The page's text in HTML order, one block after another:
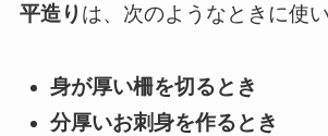
平造り は、次のようなときに使い
身が厚い柵を切るとき
分厚いお刺身を作るとき